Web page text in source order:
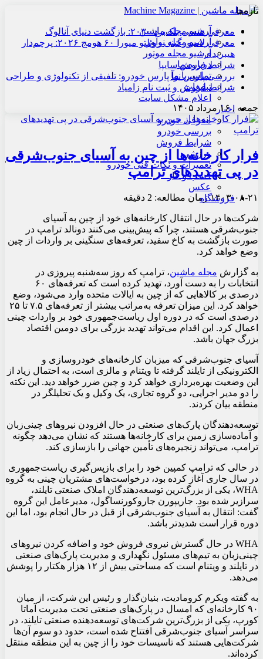
آرشیو مجله ماشین
آرشیو مجله نوآور
آرشیو مجله موتور
درباره ما
تماس با ما
تبلیغات
اعلام مشکل سایت
اخبار
معرفی خودرو
بررسی خودرو
شرایط فروش
ورزشی
تعمیرات و نکات فنی خودرو
کسب و کار
عکس
فروشگاه
تازه‌ها
معرفی هنسی بلک‌برد ۲۰۳۰: بازگشت دنیای آنالوگ
معرفی لامبورگینی روئلتو میورا ۶۰ هومج ۲۰۲۶: پرچم‌دار
هیبریدی
شرایط فروش سایپا
بررسی پارس نوآ پارس خودرو: تلفیقی از تکنولوژی و طراحی
شرایط فروش و ثبت نام زامیاد
جمعه , ۱۶ مرداد ۱۴۰۵
فرار کارخانه‌ها از چین به آسیای جنوب‌شرقی
در پی تهدیدهای ترامپ
۱۴۰۳-۰۸-۲۱زمان مطالعه: 2 دقیقه
شرکت‌ها در حال انتقال کارخانه‌های خود از چین به آسیای
جنوب‌شرقی هستند، چرا که پیش‌بینی می‌کنند دونالد ترامپ در
صورت بازگشت به کاخ سفید، تعرفه‌های سنگینی بر واردات از چین
وضع خواهد کرد.
به گزارش مجله ماشین، ترامپ که روز سه‌شنبه پیروزی در
انتخابات را به دست آورد، تهدید کرده است که تعرفه‌های ۶۰
درصدی بر کالاهایی که از چین به ایالات متحده وارد می‌شود، وضع
خواهد کرد. این میزان تعرفه به‌مراتب بیشتر از تعرفه‌های ۷.۵ تا ۲۵
درصدی است که در دوره اول ریاست‌جمهوری خود بر واردات چینی
اعمال کرد. این اقدام می‌تواند تهدید بزرگی برای دومین اقتصاد
بزرگ جهان باشد.
آسیای جنوب‌شرقی که میزبان کارخانه‌های خودروسازی و
الکترونیکی از تایلند گرفته تا ویتنام و مالزی است، به احتمال زیاد از
این وضعیت بهره‌برداری خواهد کرد و چین ضرر خواهد دید. این نکته
را دو مدیر اجرایی، دو گروه تجاری، یک وکیل و یک تحلیلگر در
منطقه بیان کردند.
توسعه‌دهندگان پارک‌های صنعتی در حال افزودن نیروهای چینی‌زبان
و آماده‌سازی زمین برای کارخانه‌ها هستند که نشان می‌دهد چگونه
ترامپ، می‌تواند زنجیره‌های تأمین جهانی را بازسازی کند.
در حالی که ترامپ کمپین خود را برای بازپس‌گیری ریاست‌جمهوری
در سال جاری آغاز کرده بود، درخواست‌های مشتریان چینی به گروه
WHA، یکی از بزرگ‌ترین توسعه‌دهندگان املاک صنعتی تایلند،
سرازیر شده بود. جاریپورن جاروکورنساگول، مدیرعامل این گروه
گفت: انتقال به آسیای جنوب‌شرقی از قبل در حال انجام بود، اما این
دوره قرار است شدیدتر باشد.
WHA در حال گسترش نیروی فروش خود و اضافه کردن نیروهای
چینی‌زبان به تیم‌های مسئول نگهداری و مدیریت پارک‌های صنعتی
در تایلند و ویتنام است که مساحتی بیش از ۱۲ هزار هکتار را پوشش
می‌دهد.
به گفته ویکرم کرومادیت، بنیان‌گذار و رئیس این شرکت، از میان
۹۰ کارخانه‌ای که امسال در پارک‌های صنعتی تحت مدیریت آماتا
کورپ، یکی از بزرگ‌ترین شرکت‌های توسعه‌دهنده صنعتی تایلند، در
سراسر آسیای جنوب‌شرقی افتتاح شده است، حدود دو سوم آن‌ها
شرکت‌هایی هستند که تاسیسات خود را از چین به این منطقه منتقل
کرده‌اند.